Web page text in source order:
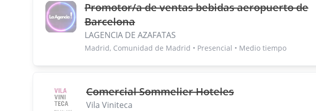
Promotor/a de ventas bebidas aeropuerto de
Barcelona
LAGENCIA DE AZAFATAS
Madrid, Comunidad de Madrid • Presencial • Medio tiempo
Comercial Sommelier Hoteles
Vila Viniteca